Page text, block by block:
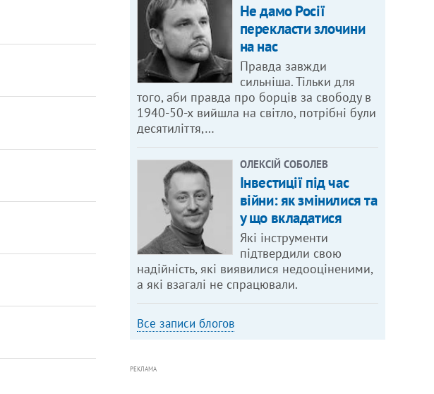
Не дамо Росії
перекласти злочини
на нас
Правда завжди
сильніша. Тільки для
того, аби правда про борців за свободу в
1940-50-х вийшла на світло, потрібні були
десятиліття,…
ОЛЕКСІЙ СОБОЛЕВ
Інвестиції під час
війни: як змінилися та
у що вкладатися
Які інструменти
підтвердили свою
надійність, які виявилися недооціненими,
а які взагалі не спрацювали.
Все записи блогов
РЕКЛАМА